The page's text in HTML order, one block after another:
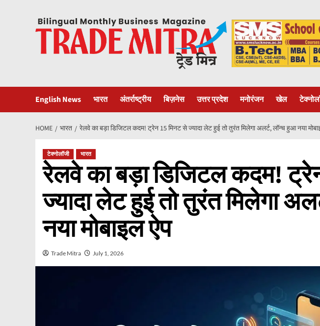
English News भारत अंतर्राष्ट्रीय बिज़नेस उत्तर प्रदेश मनोरंजन खेल
HOME भारत रेलवे का बड़ा डिजिटल कदम! ट्रेन 15 मिनट से ज्यादा लेट हुई तो तुरंत मिलेगा अलर्ट, लॉन्च हुआ नया
टेक्नोलॉजी भारत
रेलवे का बड़ा डिजिटल कदम!
ज्यादा लेट हुई तो तुरंत मिलेगा
नया मोबाइल ऐप
Trade Mitra July 1, 2026